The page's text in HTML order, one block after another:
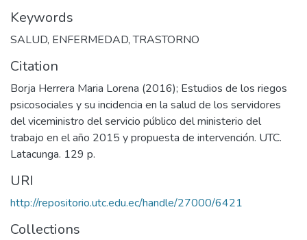
Keywords
SALUD, ENFERMEDAD,TRASTORNO
Citation
Borja Herrera Maria Lorena (2016); Estudios de los riegos
psicosociales y su incidencia en la salud de los servidores
del viceministro del servicio público del ministerio del
trabajo en el año 2015 y propuesta de intervención. UTC.
Latacunga. 129 p.
URI
http://repositorio.utc.edu.ec/handle/27000/6421
Collections